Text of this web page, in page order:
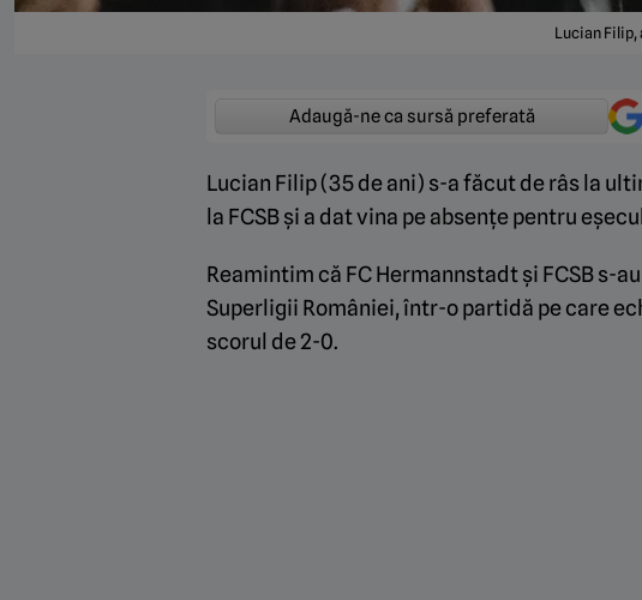
Lucian Filip,
Adaugă-ne ca sursă preferată
Lucian Filip (35 de ani) s-a făcut de râs la
la FCSB și a dat vina pe absențe pentru
Reamintim că FC Hermannstadt și FCSB s-
Superligii României, într-o partidă pe care
scorul de 2-0.